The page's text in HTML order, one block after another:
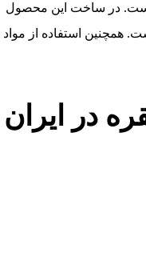
است. در ساخت این محصول
همچنین استفاده از مواد
در ایران